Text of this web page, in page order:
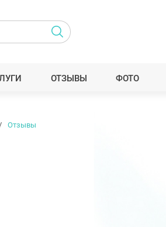
ОТЗЫВЫ ФОТО
Отзывы